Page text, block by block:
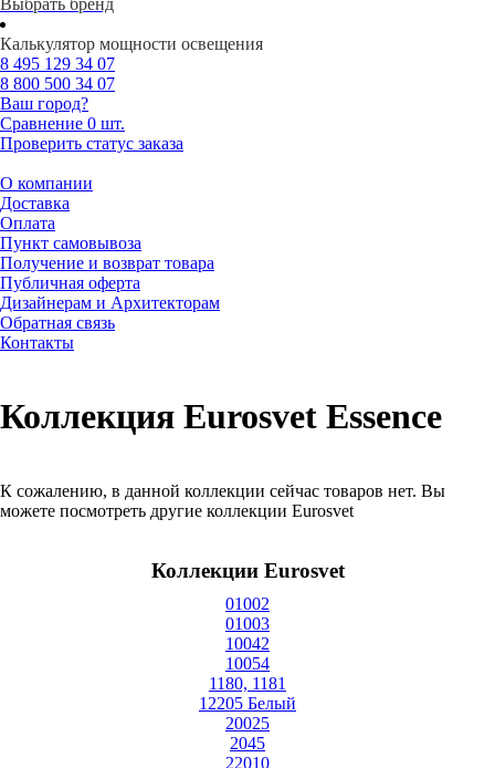
Выбрать бренд
Калькулятор мощности освещения
8 495 129 34 07
8 800 500 34 07
Ваш город?
Сравнение 0 шт.
Проверить статус заказа
О компании
Доставка
Оплата
Пункт самовывоза
Получение и возврат товара
Публичная оферта
Дизайнерам и Архитекторам
Обратная связь
Контакты
Коллекция Eurosvet Essence
К сожалению, в данной коллекции сейчас товаров нет. Вы
можете посмотреть другие коллекции Eurosvet
Коллекции Eurosvet
01002
01003
10042
10054
1180, 1181
12205 Белый
20025
2045
22010